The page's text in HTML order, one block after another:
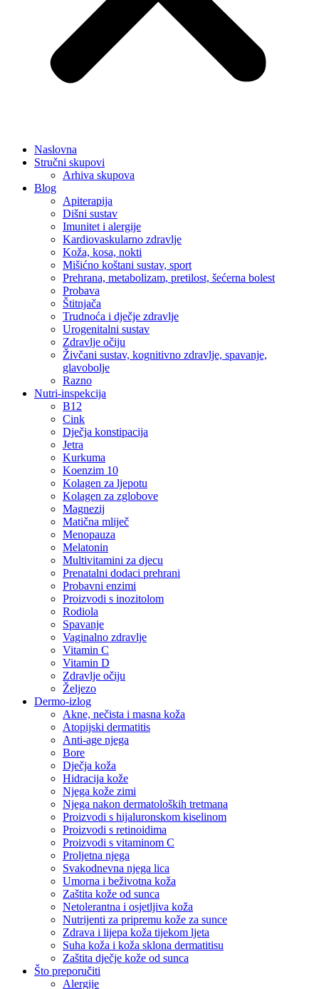
Naslovna
Stručni skupovi
Arhiva skupova
Blog
Apiterapija
Dišni sustav
Imunitet i alergije
Kardiovaskularno zdravlje
Koža, kosa, nokti
Mišićno koštani sustav, sport
Prehrana, metabolizam, pretilost, šećerna bolest
Probava
Štitnjača
Trudnoća i dječje zdravlje
Urogenitalni sustav
Zdravlje očiju
Živčani sustav, kognitivno zdravlje, spavanje,
glavobolje
Razno
Nutri-inspekcija
B12
Cink
Dječja konstipacija
Jetra
Kurkuma
Koenzim 10
Kolagen za ljepotu
Kolagen za zglobove
Magnezij
Matična mliječ
Menopauza
Melatonin
Multivitamini za djecu
Prenatalni dodaci prehrani
Probavni enzimi
Proizvodi s inozitolom
Rodiola
Spavanje
Vaginalno zdravlje
Vitamin C
Vitamin D
Zdravlje očiju
Željezo
Dermo-izlog
Akne, nečista i masna koža
Atopijski dermatitis
Anti-age njega
Bore
Dječja koža
Hidracija kože
Njega kože zimi
Njega nakon dermatoloških tretmana
Proizvodi s hijaluronskom kiselinom
Proizvodi s retinoidima
Proizvodi s vitaminom C
Proljetna njega
Svakodnevna njega lica
Umorna i beživotna koža
Zaštita kože od sunca
Netolerantna i osjetljiva koža
Nutrijenti za pripremu kože za sunce
Zdrava i lijepa koža tijekom ljeta
Suha koža i koža sklona dermatitisu
Zaštita dječje kože od sunca
Što preporučiti
Alergije